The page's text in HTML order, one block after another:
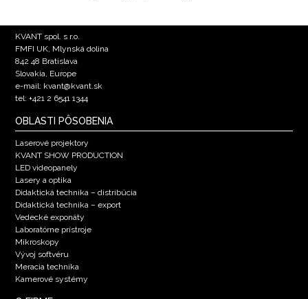
KVANT spol. s r.o.
FMFI UK, Mlynská dolina
842 48 Bratislava
Slovakia, Europe
e-mail: kvant@kvant.sk
tel: +421 2 6541 1344
OBLASTI PÔSOBENIA
Laserové projektory
KVANT SHOW PRODUCTION
LED videopanely
Lasery a optika
Didaktická technika – distribúcia
Didaktická technika – export
Vedecké exponáty
Laboratórne prístroje
Mikroskopy
Vývoj softvéru
Meracia technika
Kamerové systémy